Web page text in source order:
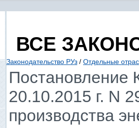
ВСЕ
Законодательство РУз / Отдельные
Постановление
20.10.2015 г. N
производства